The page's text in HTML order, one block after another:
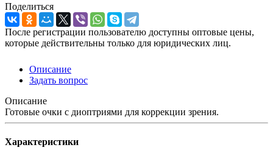
Поделиться
После регистрации пользователю доступны оптовые цены,
которые действительны только для юридических лиц.
Описание
Задать вопрос
Описание
Готовые очки с диоптриями для коррекции зрения.
Характеристики